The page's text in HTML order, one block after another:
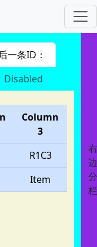
一条ID：
Disabled
Column
3
R1C3
Item
右
边
分
栏